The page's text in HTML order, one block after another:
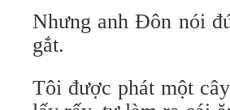
Nhưng anh Đôn nói
gắt.
Tôi được phát một